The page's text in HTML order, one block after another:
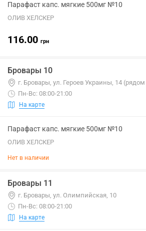
Парафаст капс. мягкие 500мг №10
ОЛИВ ХЕЛСКЕР
116.00 грн
Бровары 10
г. Бровары, ул. Героев Украины, 14
Пн-Вс: 08:00-21:00
На карте
Парафаст капс. мягкие 500мг №10
ОЛИВ ХЕЛСКЕР
Нет в наличии
Бровары 11
г. Бровары, ул. Олимпийская, 10
Пн-Вс: 08:00-21:00
На карте